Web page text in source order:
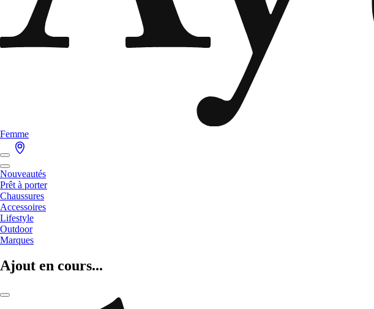
Femme
Nouveautés
Prêt à porter
Chaussures
Accessoires
Lifestyle
Outdoor
Marques
Ajout en cours...